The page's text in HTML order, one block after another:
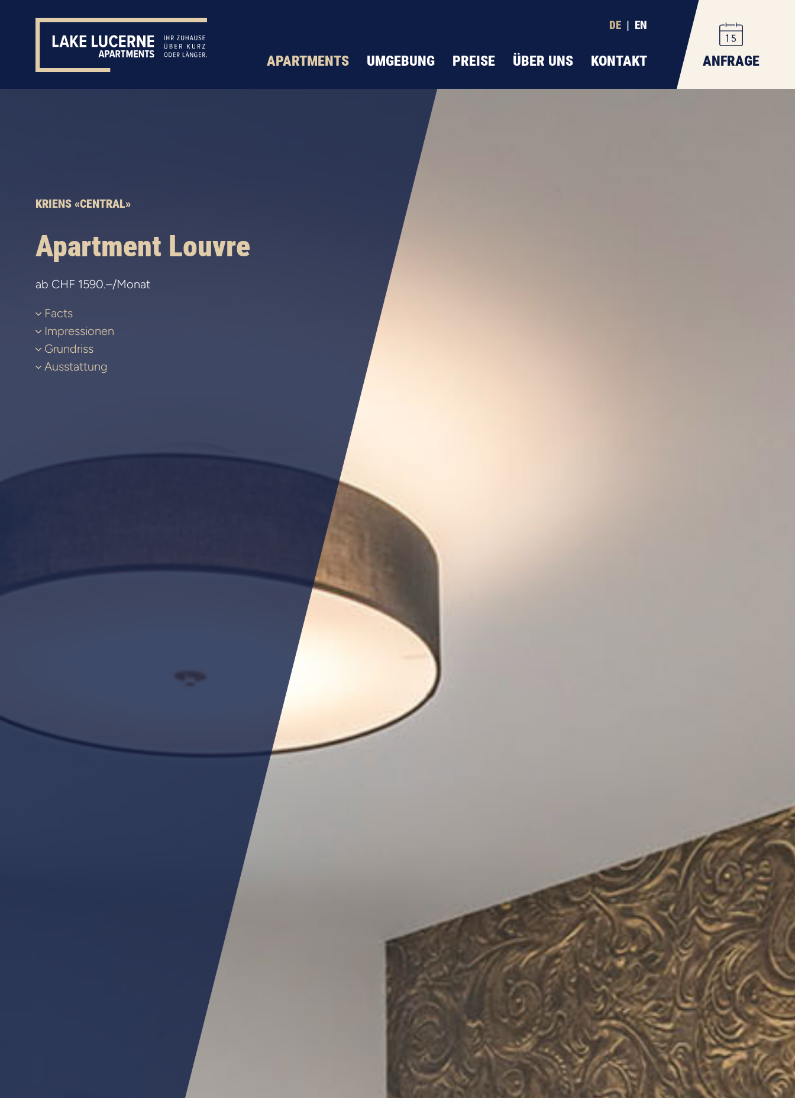
DE | EN
APARTMENTS UMGEBUNG PREISE ÜBER UNS KONTAKT ANFRAGE
KRIENS «CENTRAL»
Apartment Louvre
ab CHF 1590.–/Monat
Facts
Impressionen
Grundriss
Ausstattung